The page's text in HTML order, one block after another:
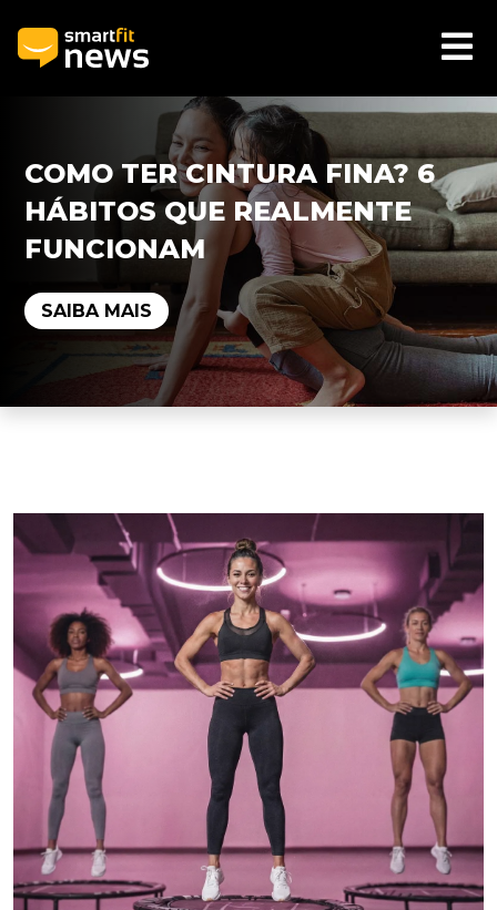
COMO TER CINTURA FINA? 6
HÁBITOS QUE REALMENTE
FUNCIONAM
SAIBA MAIS